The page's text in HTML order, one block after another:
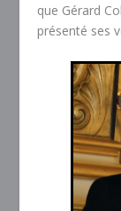
que Gérard
présenté ses